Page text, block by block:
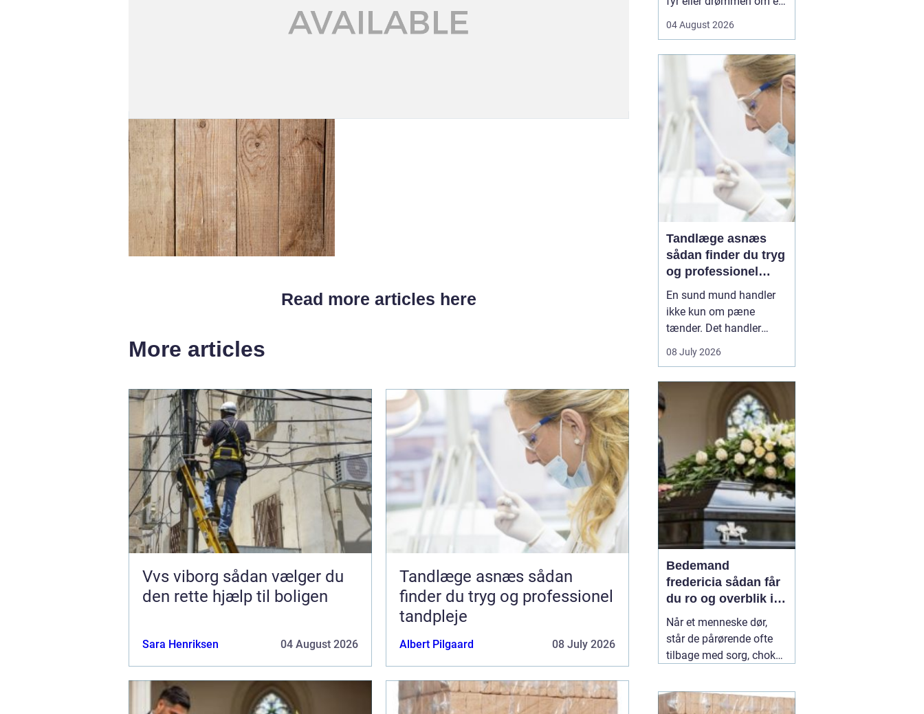
Read more articles here
More articles
Vvs viborg sådan vælger du
den rette hjælp til boligen
Sara Henriksen 04 August 2026
Tandlæge asnæs sådan
finder du tryg og professionel
tandpleje
Albert Pilgaard 08 July 2026
dygtig VVSer være
løsning og en dyr
langtidsskade. I Viborg
og omegn findes der
mange fagfolk, men
hvordan sikrer du dig, at
04 August 2026
Tandlæge asnæs
sådan finder du tryg
og professionel
tandpleje
En sund mund handler
ikke kun om pæne
tænder. Det handler
også om at kunne spise
uden smerter, tale frit og
bekymret. For mange i
og omkring Asnæs kan
det dog være en
udfordring at finde den
rette tandlæge, især hvis
man har haft d...
08 July 2026
Bedemand
fredericia sådan får
du ro og overblik i
en svær tid
Når et menneske dør,
står de pårørende ofte
tilbage med sorg, chok
Hvad skal gøres først?
Hvem kontakter man?